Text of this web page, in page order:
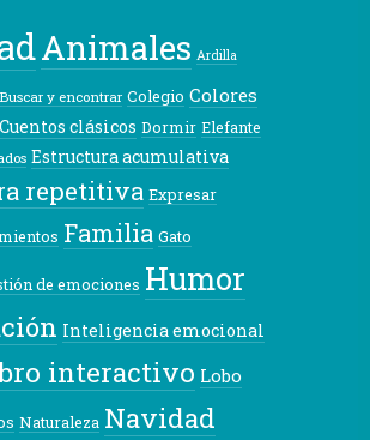
Animales Ardilla
Buscar y encontrar Colegio Colores
Cuentos clásicos Dormir Elefante
Estructura acumulativa
repetitiva Expresar
Familia Gato
de emociones Humor
Inteligencia emocional
interactivo Lobo
Naturaleza Navidad